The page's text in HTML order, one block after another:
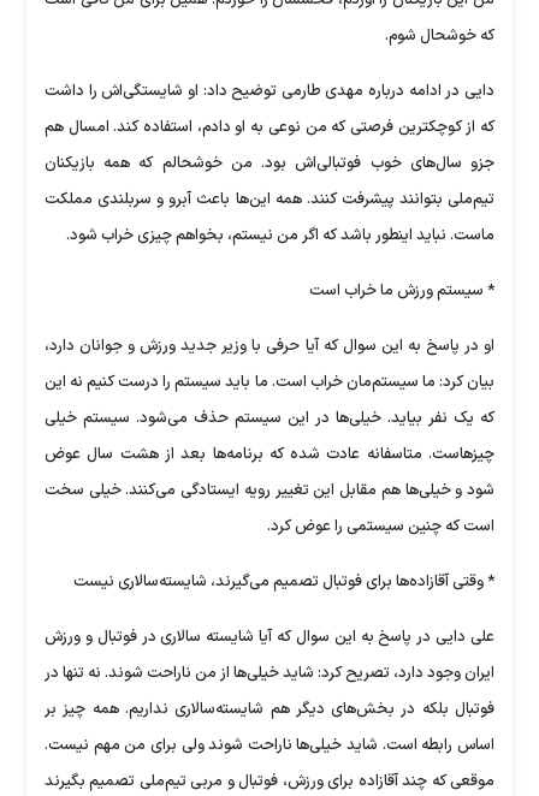
که خوشحال شوم.
دایی در ادامه درباره مهدی طارمی توضیح داد: او شایستگی‌اش را داشت
که از کوچکترین فرصتی که من نوعی به او دادم، استفاده کند. امسال هم
جزو سال‌های خوب فوتبالی‌اش بود. من خوشحالم که همه بازیکنان
تیم‌ملی بتوانند پیشرفت کنند. همه این‌ها باعث آبرو و سربلندی مملکت
ماست. نباید اینطور باشد که اگر من نیستم، بخواهم چیزی خراب شود.
* سیستم ورزش ما خراب است
او در پاسخ به این سوال که آیا حرفی با وزیر جدید ورزش و جوانان دارد،
بیان کرد: ما سیستم‌مان خراب است. ما باید سیستم را درست کنیم نه این
که یک نفر بیاید. خیلی‌ها در این سیستم حذف می‌شود. سیستم خیلی
چیزهاست. متاسفانه عادت شده که برنامه‌ها بعد از هشت سال عوض
شود و خیلی‌ها هم مقابل این تغییر رویه ایستادگی می‌کنند. خیلی سخت
است که چنین سیستمی را عوض کرد.
* وقتی آقازاده‌ها برای فوتبال تصمیم می‌گیرند، شایسته‌سالاری نیست
علی دایی در پاسخ به این سوال که آیا شایسته سالاری در فوتبال و ورزش
ایران وجود دارد، تصریح کرد: شاید خیلی‌ها از من ناراحت شوند. نه تنها در
فوتبال بلکه در بخش‌های دیگر هم شایسته‌سالاری نداریم. همه چیز بر
اساس رابطه است. شاید خیلی‌ها ناراحت شوند ولی برای من مهم نیست.
موقعی که چند آقازاده برای ورزش، فوتبال و مربی تیم‌ملی تصمیم بگیرند